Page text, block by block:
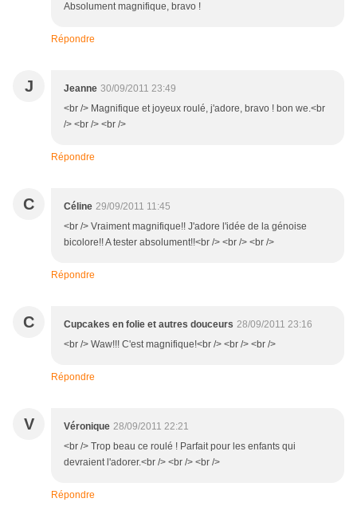
Absolument magnifique, bravo !
Répondre
J Jeanne 30/09/2011 23:49
<br /> Magnifique et joyeux roulé, j'adore, bravo ! bon we.<br
/> <br /> <br />
Répondre
C Céline 29/09/2011 11:45
<br /> Vraiment magnifique!! J'adore l'idée de la génoise
bicolore!! A tester absolument!!<br /> <br /> <br />
Répondre
C Cupcakes en folie et autres douceurs 28/09/2011 23:16
<br /> Waw!!! C'est magnifique!<br /> <br /> <br />
Répondre
V Véronique 28/09/2011 22:21
<br /> Trop beau ce roulé ! Parfait pour les enfants qui
devraient l'adorer.<br /> <br /> <br />
Répondre